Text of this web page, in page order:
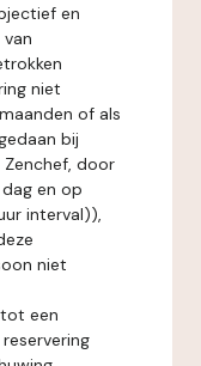
en
niet
of als
bij
door
en op
interval)),
niet
een